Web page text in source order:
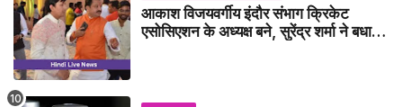
आकाश विजयवर्गीय इंदौर संभाग क्रिकेट
एसोसिएशन के अध्यक्ष बने, सुरेंद्र शर्मा ने बधाई